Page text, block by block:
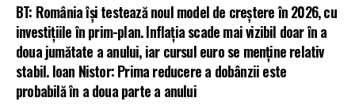
BT: România își testează noul model de creștere în 2026, cu
investițiile în prim-plan. Inflația scade mai vizibil doar în a
doua jumătate a anului, iar cursul euro se menține relativ
stabil. Ioan Nistor: Prima reducere a dobânzii este
probabilă în a doua parte a anului